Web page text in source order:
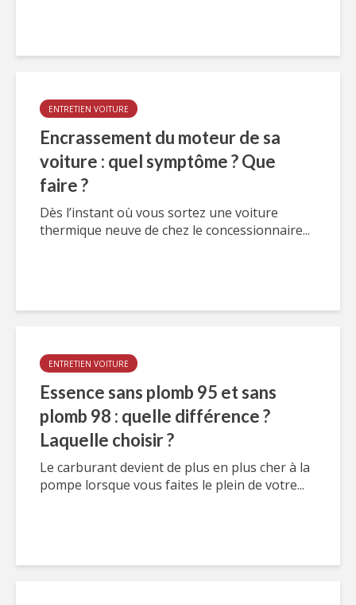
ENTRETIEN VOITURE
Encrassement du moteur de sa
voiture : quel symptôme ? Que
faire ?
Dès l’instant où vous sortez une voiture
thermique neuve de chez le concessionnaire...
ENTRETIEN VOITURE
Essence sans plomb 95 et sans
plomb 98 : quelle différence ?
Laquelle choisir ?
Le carburant devient de plus en plus cher à la
pompe lorsque vous faites le plein de votre...